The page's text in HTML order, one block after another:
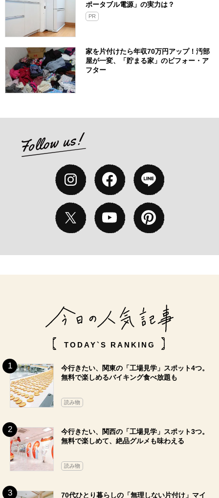
ポータブル電源」の実力は？​
PR
家を片付けたら年収70万円アップ！汚部
屋が一変、「貯まる家」のビフォー・ア
フター
TODAY`S RANKING
今行きたい、関東の「工場見学」スポット4つ。
無料で楽しめるバイキング食べ放題も
読み物
今行きたい、関西の「工場見学」スポット3つ。
無料で楽しめて、絶品グルメも味わえる
読み物
70代ひとり暮らしの「無理しない片付け」マイ